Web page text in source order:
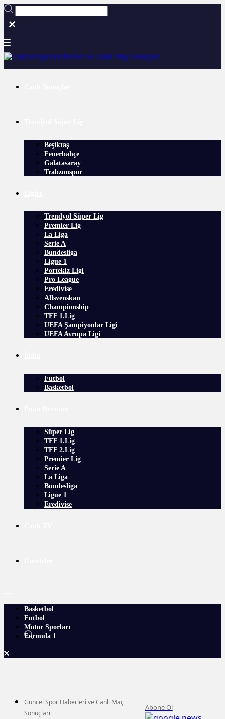
Beşiktaş
Fenerbahçe
Galatasaray
Trabzonspor
Trendyol Süper Lig
Premier Lig
La Liga
Serie A
Bundesliga
Ligue 1
Portekiz Ligi
Pro League
Eredivise
Allsvenskan
Championship
TFF 1.Lig
UEFA Şampiyonlar Ligi
UEFA Avrupa Ligi
Futbol
Basketbol
Süper Lig
TFF 1.Lig
TFF 2.Lig
Premier Lig
Serie A
La Liga
Bundesliga
Ligue 1
Eredivise
Basketbol
Futbol
Motor Sporları
Formula 1
Güncel Spor Haberleri ve Canlı Maç
Sonuçları
Abone Ol